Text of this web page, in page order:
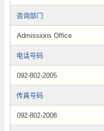
咨询部门
Admissions Office
电话号码
092-802-2005
传真号码
092-802-2008